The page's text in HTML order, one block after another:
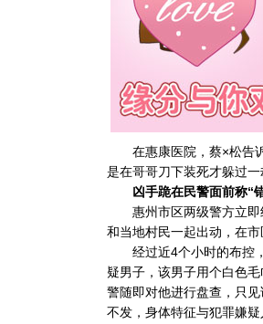
在惠康医院，蔡×松告诉
是在哥哥刀下装死才躲过
凶手跪在民警面前称“
惠州市区两级警方立即
和当地村民一起出动，在
经过近4个小时的布控，
疑男子，该男子用个白色
警随即对他进行盘查，只
不发，身体特征与犯罪嫌